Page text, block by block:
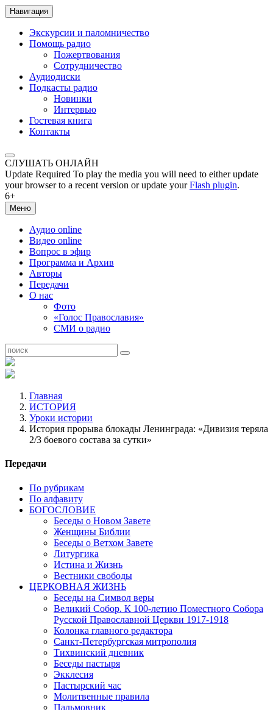
Навигация
Экскурсии и паломничество
Помощь радио
Пожертвования
Сотрудничество
Аудиодиски
Подкасты радио
Новинки
Интервью
Гостевая книга
Контакты
СЛУШАТЬ ОНЛАЙН
Update Required To play the media you will need to either update
your browser to a recent version or update yourFlash plugin.
6+
Меню
Аудио online
Видео online
Вопрос в эфир
Программа и Архив
Авторы
Передачи
О нас
Фото
«Голос Православия»
СМИ о радио
Главная
ИСТОРИЯ
Уроки истории
История прорыва блокады Ленинграда: «Дивизия теряла
2/3 боевого состава за сутки»
Передачи
По рубрикам
По алфавиту
БОГОСЛОВИЕ
Беседы о Новом Завете
Женщины Библии
Беседы о Ветхом Завете
Литургика
Истина и Жизнь
Вестники свободы
ЦЕРКОВНАЯ ЖИЗНЬ
Беседы на Символ веры
Великий Собор. К 100-летию Поместного Собора
Русской Православной Церкви 1917-1918
Колонка главного редактора
Санкт-Петербургская митрополия
Тихвинский дневник
Беседы пастыря
Экклесия
Пастырский час
Молитвенные правила
Пальмовник